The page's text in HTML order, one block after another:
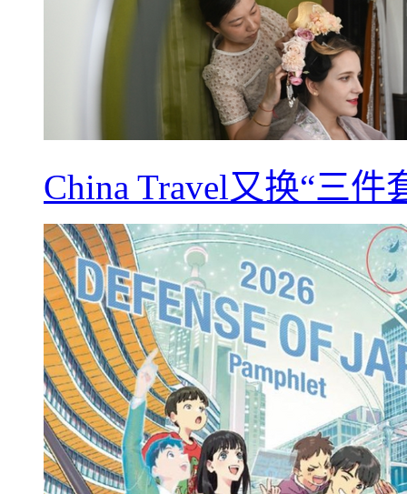
China Travel又换“三